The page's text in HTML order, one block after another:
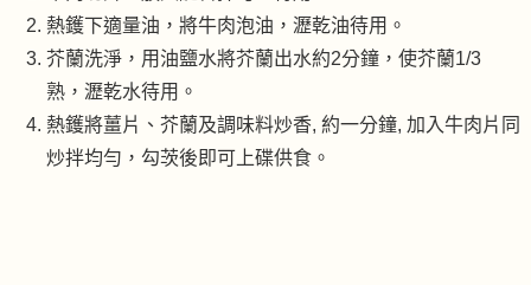
熱鑊下適量油，將牛肉泡油，瀝乾油待用。
芥蘭洗淨，用油鹽水將芥蘭出水約2分鐘，使芥蘭1/3
熟，瀝乾水待用。
熱鑊將薑片、芥蘭及調味料炒香, 約一分鐘, 加入牛肉片同
炒拌均勻，勾茨後即可上碟供食。